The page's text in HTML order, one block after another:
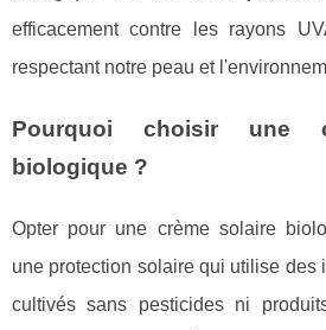
efficacement contre les rayons
respectant notre peau et
Pourquoi choisir une
biologique ?
Opter pour une crème solaire
une protection solaire qui utilise des
cultivés sans pesticides ni